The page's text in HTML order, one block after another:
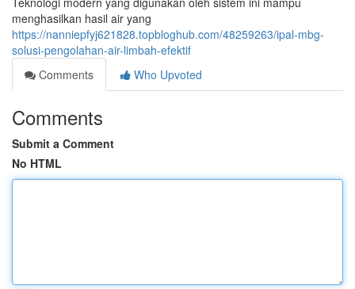
menghasilkan hasil air yang
https://nanniepfyj621828.topbloghub.com/48259263/ipal-mbg-
solusi-pengolahan-air-limbah-efektif
Comments
Who Upvoted
Comments
Submit a Comment
No HTML